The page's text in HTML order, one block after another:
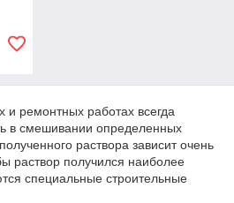
ремонтных работах всегда
в смешивании определенных
раствора зависит очень
раствор получился наиболее
специальные строительные